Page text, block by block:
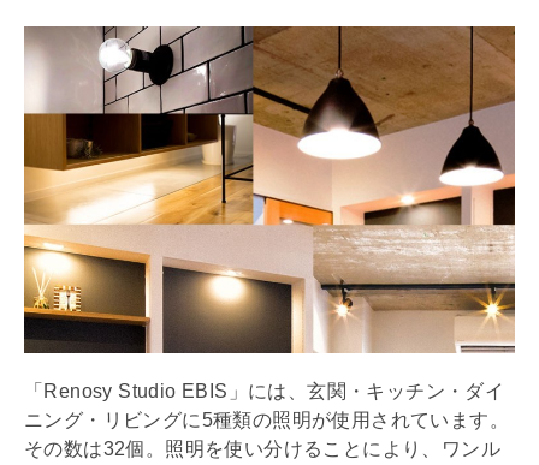
「Renosy Studio EBIS」には、玄関・キッチン・ダイ
ニング・リビングに5種類の照明が使用されています。
その数は32個。照明を使い分けることにより、ワンル